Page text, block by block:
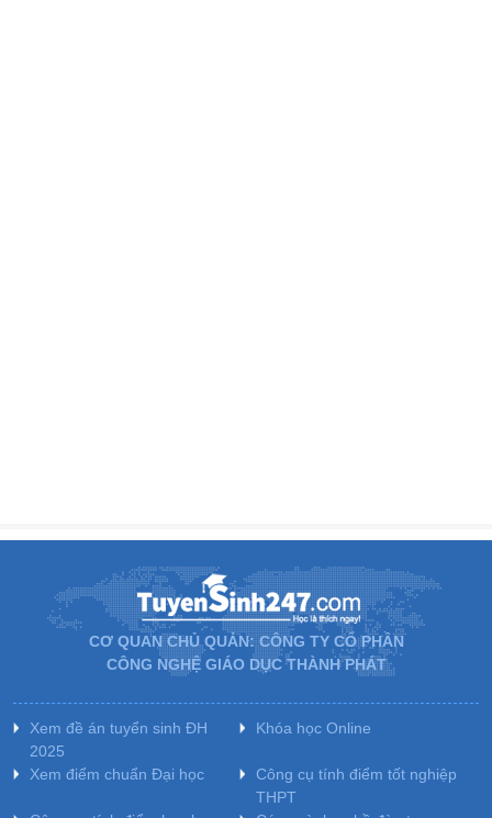
CƠ QUAN CHỦ QUẢN: CÔNG TY CỔ PHẦN
CÔNG NGHỆ GIÁO DỤC THÀNH PHÁT
Xem đề án tuyển sinh ĐH
2025
Khóa học Online
Xem điểm chuẩn Đại học
Công cụ tính điểm tốt nghiệp
THPT